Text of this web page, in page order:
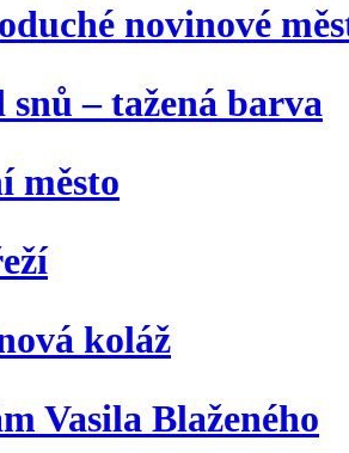
novinové
– tažená barva
město
koláž
Vasila Blaženého